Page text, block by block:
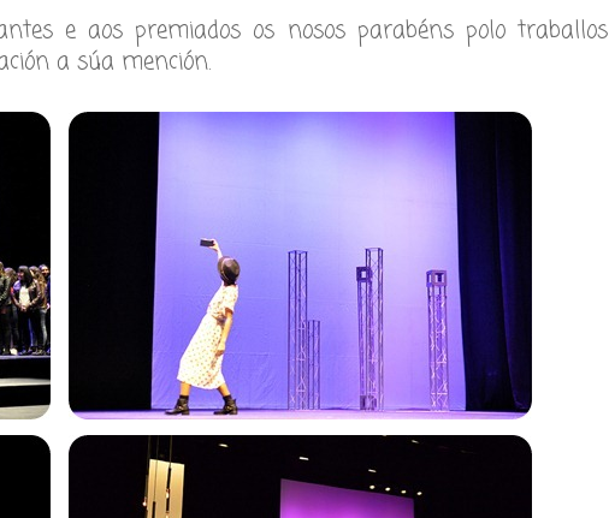
e aos premiados os nosos parabéns polo traballos
a súa mención.